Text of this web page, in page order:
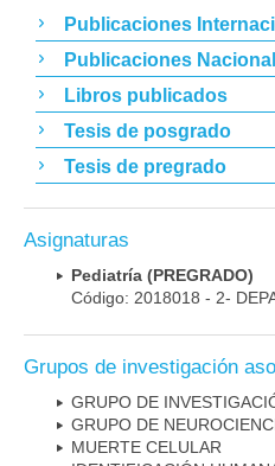
Publicaciones
Publicaciones
Libros publicados
Tesis de posgrado
Tesis de pregrado
Asignaturas
Pediatría (PREGRADO)
Código: 2018018 - 2-
Grupos de investigación
GRUPO DE
GRUPO DE
MUERTE CELULAR